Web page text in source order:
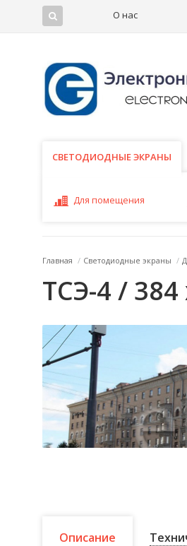
О нас
СВЕТОДИОДНЫЕ ЭКРАНЫ
СВЕТОДИОДНЫЕ ЭКРАНЫ
Для помещения
Главная / Светодиодные экраны /
ТСЭ-4 / 384
Описание